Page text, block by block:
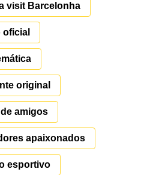
visit Barcelonha
original
amigos
apaixonados
esportivo